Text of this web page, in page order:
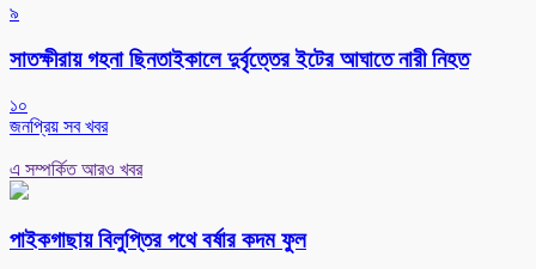
৯
সাতক্ষীরায় গহনা ছিনতাইকালে দুর্বৃত্তের ইটের আঘাতে নারী নিহত
১০
জনপ্রিয় সব খবর
এ সম্পর্কিত আরও খবর
পাইকগাছায় বিলুপ্তির পথে বর্ষার কদম ফুল